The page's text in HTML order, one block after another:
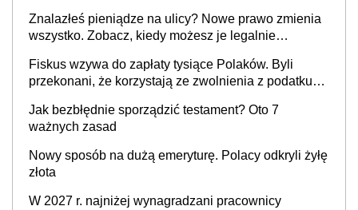
Znalazłeś pieniądze na ulicy? Nowe prawo zmienia
wszystko. Zobacz, kiedy możesz je legalnie
Fiskus wzywa do zapłaty tysiące Polaków. Byli
przekonani, że korzystają ze zwolnienia z podatku
Jak bezbłędnie sporządzić testament? Oto 7
ważnych zasad
Nowy sposób na dużą emeryturę. Polacy odkryli żyłę
złota
W 2027 r. najniżej wynagradzani pracownicy